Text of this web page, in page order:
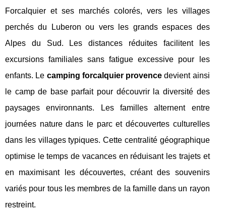
Forcalquier et ses marchés colorés, vers les villages
perchés du Luberon ou vers les grands espaces des
Alpes du Sud. Les distances réduites facilitent les
excursions familiales sans fatigue excessive pour les
enfants. Le camping forcalquier provence devient ainsi
le camp de base parfait pour découvrir la diversité des
paysages environnants. Les familles alternent entre
journées nature dans le parc et découvertes culturelles
dans les villages typiques. Cette centralité géographique
optimise le temps de vacances en réduisant les trajets et
en maximisant les découvertes, créant des souvenirs
variés pour tous les membres de la famille dans un rayon
restreint.